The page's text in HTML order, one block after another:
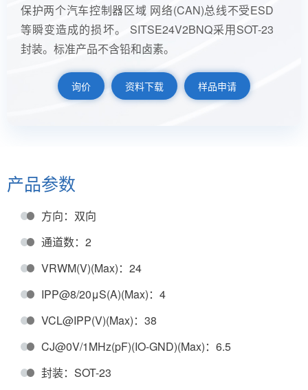
保护两个汽车控制器区域 网络(CAN)总线不受ESD
等瞬变造成的损坏。 SITSE24V2BNQ采用SOT-23
封装。标准产品不含铅和卤素。
询价 资料下载 样品申请
产品参数
方向：双向
通道数：2
VRWM(V)(Max)：24
IPP@8/20μS(A)(Max)：4
VCL@IPP(V)(Max)：38
CJ@0V/1MHz(pF)(IO-GND)(Max)：6.5
封装：SOT-23